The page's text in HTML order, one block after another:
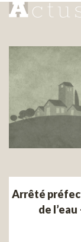
Arrêté
de